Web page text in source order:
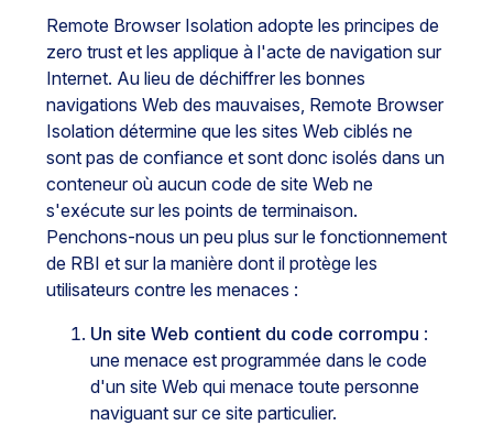
Remote Browser Isolation adopte les principes de
zero trust et les applique à l'acte de navigation sur
Internet. Au lieu de déchiffrer les bonnes
navigations Web des mauvaises, Remote Browser
Isolation détermine que les sites Web ciblés ne
sont pas de confiance et sont donc isolés dans un
conteneur où aucun code de site Web ne
s'exécute sur les points de terminaison.
Penchons-nous un peu plus sur le fonctionnement
de RBI et sur la manière dont il protège les
utilisateurs contre les menaces :
Un site Web contient du code corrompu :
une menace est programmée dans le code
d'un site Web qui menace toute personne
naviguant sur ce site particulier.